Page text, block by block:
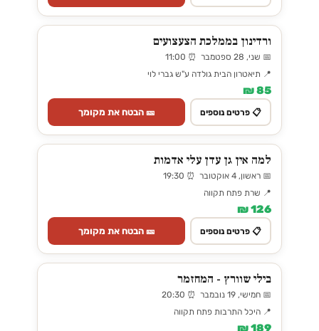
ורדינון בממלכת הצעצועים
📅 שני, 28 ספטמבר ⏰ 11:00
📍 תיאטרון הבית גולדה ע"ש גברי לוי
85 ₪
📋 פרטים נוספים 🎫 הבטח את מקומך
למה אין גן עדן עלי אדמות
📅 ראשון, 4 אוקטובר ⏰ 19:30
📍 שרת פתח תקווה
126 ₪
📋 פרטים נוספים 🎫 הבטח את מקומך
בילי שוורץ - המחזמר
📅 חמישי, 19 נובמבר ⏰ 20:30
📍 היכל התרבות פתח תקווה
189 ₪